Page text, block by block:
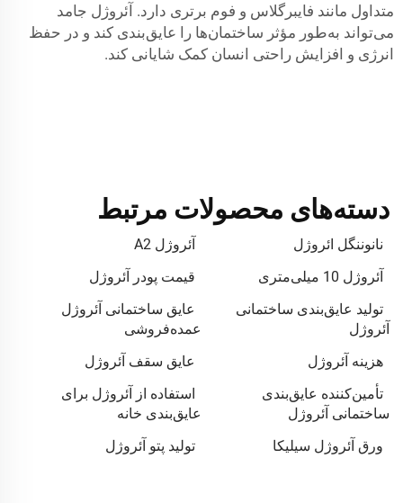
متداول مانند فایبرگلاس و فوم برتری دارد. آئروژل جامد
می‌تواند به‌طور مؤثر ساختمان‌ها را عایق‌بندی کند و در حفظ
انرژی و افزایش راحتی انسان کمک شایانی کند.
دسته‌های محصولات مرتبط
نانوننگل ائروژل
آئروژل A2
آئروژل 10 میلی‌متری
قیمت پودر آئروژل
تولید عایق‌بندی ساختمانی
آئروژل
عایق ساختمانی آئروژل
عمده‌فروشی
هزینه آئروژل
عایق سقف آئروژل
تأمین‌کننده عایق‌بندی
ساختمانی آئروژل
استفاده از آئروژل برای
عایق‌بندی خانه
ورق آئروژل سیلیکا
تولید پتو آئروژل